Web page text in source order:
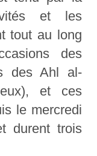
et les
tout au long
des
des Ahl al-
et ces
le mercredi
durent trois